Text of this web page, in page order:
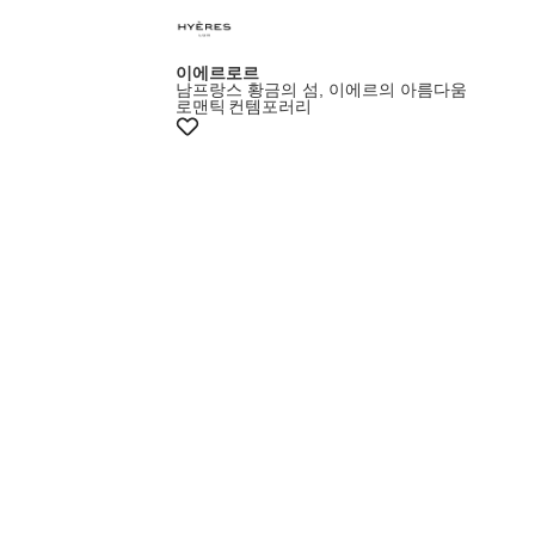
이에르로르
남프랑스 황금의 섬, 이에르의 아름다움
로맨틱 컨템포러리